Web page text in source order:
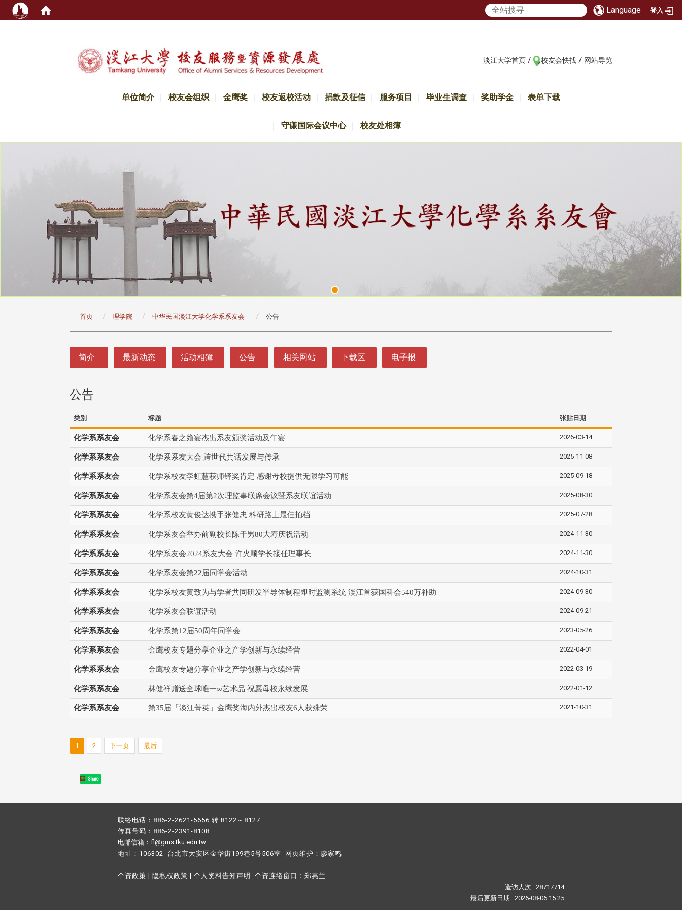
Language 登入
淡江大学首页 / 校友会快找 / 网站导览
单位简介 校友会组织 金鹰奖 校友返校活动 捐款及征信 服务项目 毕业生调查 奖助学金 表单下载
守谦国际会议中心 校友处相簿
首页 理学院 中华民国淡江大学化学系系友会 公告
简介 最新动态 活动相簿 公告 相关网站 下载区 电子报
公告
类别 标题 张贴日期
化学系系友会 化学系春之飨宴杰出系友颁奖活动及午宴 2026-03-14
化学系系友会 化学系系友大会 跨世代共话发展与传承 2025-11-08
化学系系友会 化学系校友李虹慧获师铎奖肯定 感谢母校提供无限学习可能 2025-09-18
化学系系友会 化学系友会第4届第2次理监事联席会议暨系友联谊活动 2025-08-30
化学系系友会 化学系校友黄俊达携手张健忠 科研路上最佳拍档 2025-07-28
化学系系友会 化学系友会举办前副校长陈干男80大寿庆祝活动 2024-11-30
化学系系友会 化学系友会2024系友大会 许火顺学长接任理事长 2024-11-30
化学系系友会 化学系友会第22届同学会活动 2024-10-31
化学系系友会 化学系校友黄致为与学者共同研发半导体制程即时监测系统 淡江首获国科会540万补助 2024-09-30
化学系系友会 化学系友会联谊活动 2024-09-21
化学系系友会 化学系第12届50周年同学会 2023-05-26
化学系系友会 金鹰校友专题分享企业之产学创新与永续经营 2022-04-01
化学系系友会 金鹰校友专题分享企业之产学创新与永续经营 2022-03-19
化学系系友会 林健祥赠送全球唯一∞艺术品 祝愿母校永续发展 2022-01-12
化学系系友会 第35届「淡江菁英」金鹰奖海内外杰出校友6人获殊荣 2021-10-31
1 2 下一页 最后
Share
联络电话：886-2-2621-5656 转 8122～8127
传真号码：886-2-2391-8108
电邮信箱：fl@gms.tku.edu.tw
地址：106302 台北市大安区金华街199巷5号506室 网页维护： 廖家鸣​
个资政策 | 隐私权政策 | 个人资料告知声明 个资连络窗口： 郑惠兰
造访人次 : 28717714
最后更新日期 : 2026-08-06 15:25